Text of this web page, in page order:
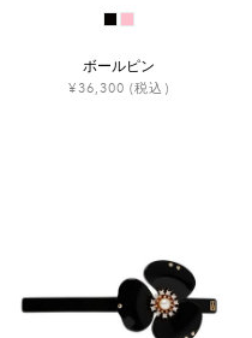
ボールピン
¥36,300 (税込)